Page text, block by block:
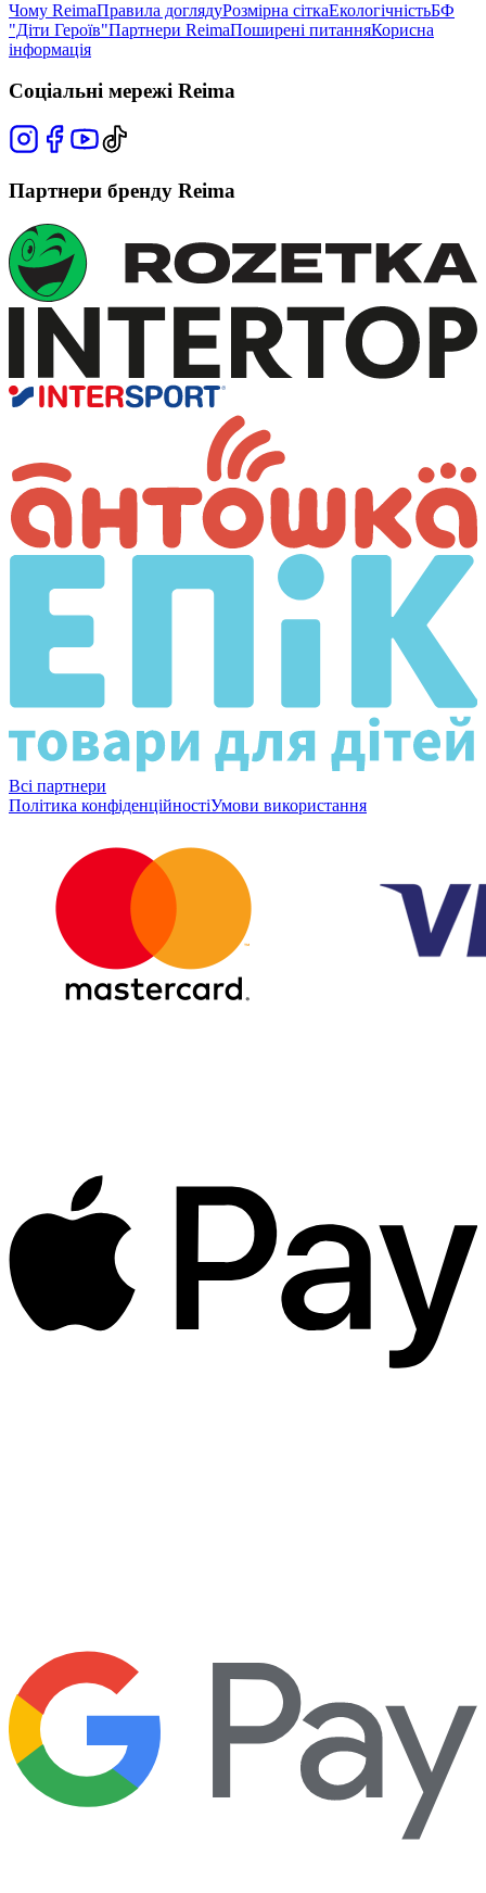
Чому ReimaПравила доглядуРозмірна сіткаЕкологічністьБФ
"Діти Героїв"Партнери ReimaПоширені питанняКорисна
інформація
Соціальні мережі Reima
Партнери бренду Reima
Всі партнери
Політика конфіденційностіУмови використання